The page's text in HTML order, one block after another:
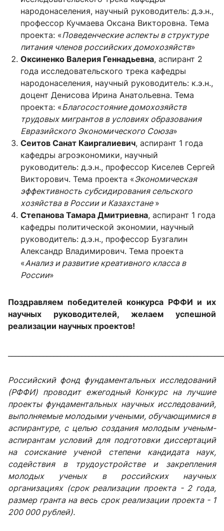
народонаселения, научный руководитель: д.э.н.,
профессор Кучмаева Оксана Викторовна. Тема
проекта: «Поведенческие аспекты в структуре
питания членов российских домохозяйств»
Оксиненко Валерия Геннадьевна, аспирант 2
года исследовательского трека кафедры
народонаселения, научный руководитель: к.э.н.,
доцент Денисова Ирина Анатольевна. Тема
проекта: «Благосостояние домохозяйств
трудовых мигрантов в условиях образования
Евразийского Экономического Союза»
Сеитов Санат Каиргалиевич, аспирант 1 года
кафедры агроэкономики, научный
руководитель: д.э.н., профессор Киселев Сергей
Викторович. Тема проекта «Экономическая
эффективность субсидирования сельского
хозяйства в России и Казахстане »
Степанова Тамара Дмитриевна, аспирант 1 года
кафедры политической экономии, научный
руководитель: д.э.н., профессор Бузгалин
Александр Владимирович. Тема проекта
«Анализ и развитие креативного класса в
России»
Поздравляем победителей конкурса РФФИ и их
научных руководителей, желаем успешной
реализации научных проектов!
Российский фонд фундаментальных исследований
(РФФИ) проводит ежегодный Конкурс на лучшие
проекты фундаментальных научных исследований,
выполняемые молодыми учеными, обучающимися в
аспирантуре, с целью создания молодым ученым-
аспирантам условий для подготовки диссертаций
на соискание ученой степени кандидата наук,
содействия в трудоустройстве и закрепления
молодых ученых в российских научных
организациях (срок реализации проекта - 2 года,
размер гранта на весь срок реализации проекта - 1
200 000 рублей).